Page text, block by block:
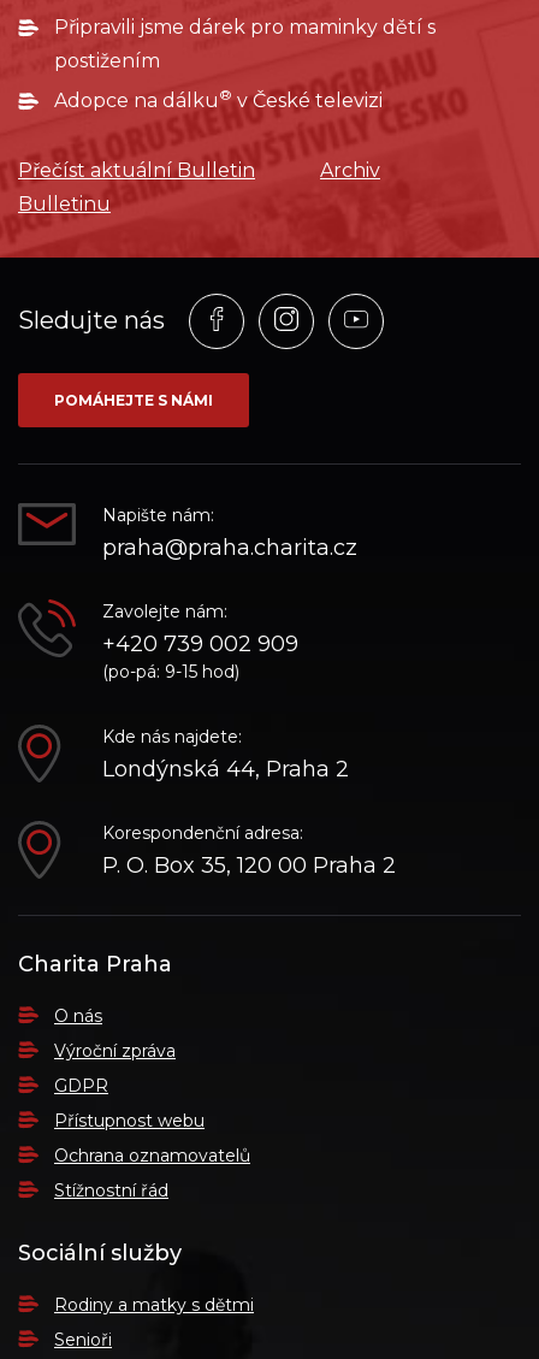
Připravili jsme dárek pro maminky dětí s
postižením
Adopce na dálku ®v České televizi
Přečíst aktuální Bulletin
Archiv
Bulletinu
Sledujte nás
Profil
na
síti_Facebook
Profil
na
Profil
na
POMÁHEJTE S NÁMI
Napište nám:
praha@praha.charita.cz
Zavolejte nám:
+420 739 002 909
(po-pá: 9-15 hod)
Kde nás najdete:
Londýnská 44, Praha 2
Korespondenční adresa:
P. O. Box 35, 120 00 Praha 2
Charita Praha
O nás
Výroční zpráva
GDPR
Přístupnost webu
Ochrana oznamovatelů
Stížnostní řád
Sociální služby
Rodiny a matky s dětmi
Senioři